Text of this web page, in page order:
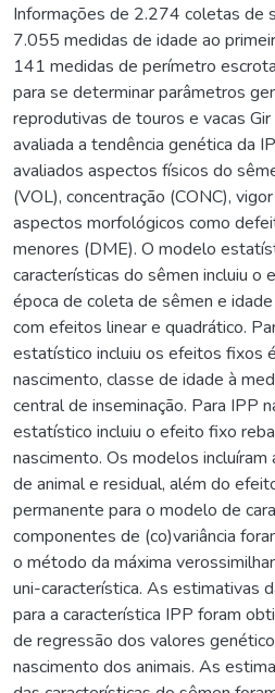
Informações de 2.274 coletas de
7.055 medidas de idade ao
141 medidas de perímetro
para se determinar parâmetros
reprodutivas de touros e vacas
avaliada a tendência genética da
avaliados aspectos físicos do
(VOL), concentração (CONC),
aspectos morfológicos como
menores (DME). O modelo
características do sêmen incluiu
época de coleta de sêmen e
com efeitos linear e quadrático.
estatístico incluiu os efeitos fixos
nascimento, classe de idade à
central de inseminação. Para IPP
estatístico incluiu o efeito fixo
nascimento. Os modelos
de animal e residual, além do
permanente para o modelo de
componentes de (co)variância
o método da máxima
uni-característica. As estimativas
para a característica IPP foram
de regressão dos valores
nascimento dos animais. As